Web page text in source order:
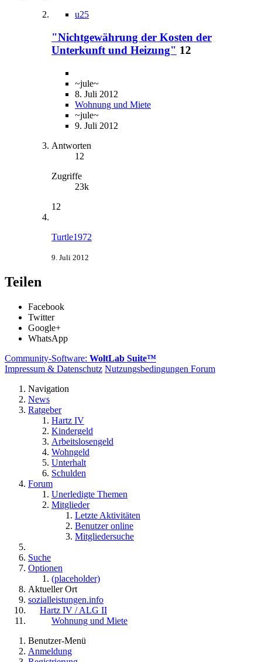
u25
"Nichtgewährung der Kosten der
Unterkunft und Heizung" 12
~jule~
8. Juli 2012
Wohnung und Miete
~jule~
9. Juli 2012
Antworten
12
Zugriffe
23k
12
Turtle1972
9. Juli 2012
Teilen
Facebook
Twitter
Google+
WhatsApp
Community-Software: WoltLab Suite™
Impressum & Datenschutz Nutzungsbedingungen Forum
Navigation
News
Ratgeber
Hartz IV
Kindergeld
Arbeitslosengeld
Wohngeld
Unterhalt
Schulden
Forum
Unerledigte Themen
Mitglieder
Letzte Aktivitäten
Benutzer online
Mitgliedersuche
Suche
Optionen
(placeholder)
Aktueller Ort
sozialleistungen.info
Hartz IV / ALG II
Wohnung und Miete
Benutzer-Menü
Anmeldung